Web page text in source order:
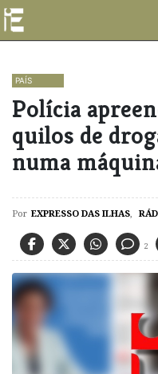
PAÍS
Polícia
quilos de
numa
Por EXPRESSO DAS ILHAS,
2